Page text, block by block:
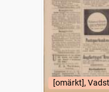
[omärkt],